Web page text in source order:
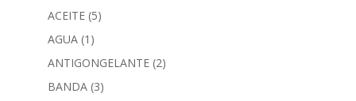
ACEITE (5)
AGUA (1)
ANTIGONGELANTE (2)
BANDA (3)